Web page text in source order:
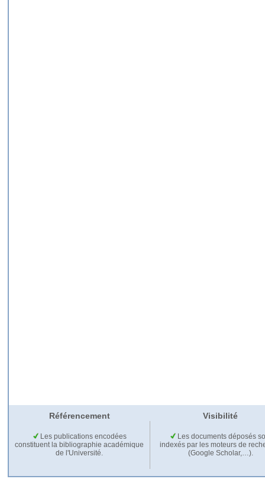
Référencement Visibilité
Les publications encodées
constituent la bibliographie académique
de l'Université.
Les documents déposés
indexés par les moteurs de
(Google Scholar,…).